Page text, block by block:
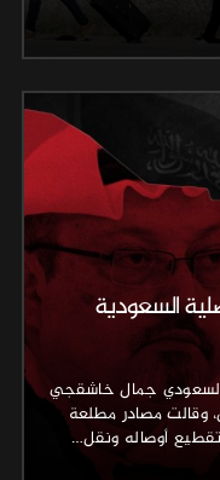
السعودية
جمال خاشقجي
وقالت مصادر مطلعة
أوصاله ونقل…